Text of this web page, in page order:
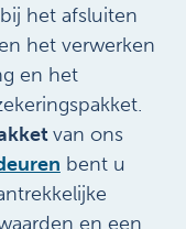
het afsluiten
het verwerken
en het
van ons
bent u
en een